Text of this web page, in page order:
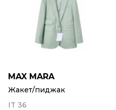
MAX MARA
Жакет/пиджак
IT 36